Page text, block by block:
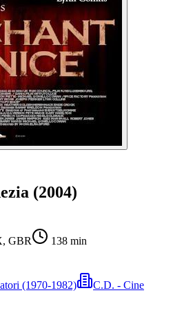
(2004)
GBR 138 min
(1970-1982)
C.D. - Cine